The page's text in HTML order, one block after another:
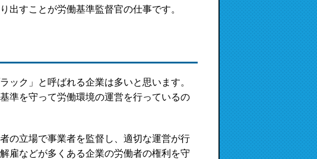
出すことが労働基準監督官の仕事です。
ック」と呼ばれる企業は多いと思います。
準を守って労働環境の運営を行っているの
の立場で事業者を監督し、適切な運営が行
雇などが多くある企業の労働者の権利を守